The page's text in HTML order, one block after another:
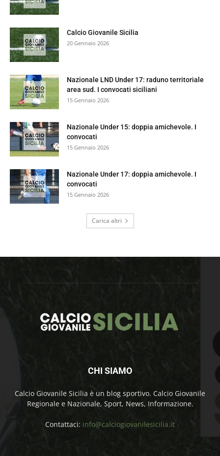
Calcio Giovanile Sicilia
20 Gennaio 2026
Nazionale LND Under 17: raduno territoriale
area sud. I convocati siciliani
15 Gennaio 2026
Nazionale Under 15: doppia amichevole. I
convocati
15 Gennaio 2026
Nazionale Under 17: doppia amichevole. I
convocati
15 Gennaio 2026
Carica altri
CHI SIAMO
Calcio Giovanile Sicilia è un blog sportivo. Calcio Giovanile
Regionale e Nazionale, Sport, News, Informazione.
Contattaci: info@calciogiovanilesicilia.it